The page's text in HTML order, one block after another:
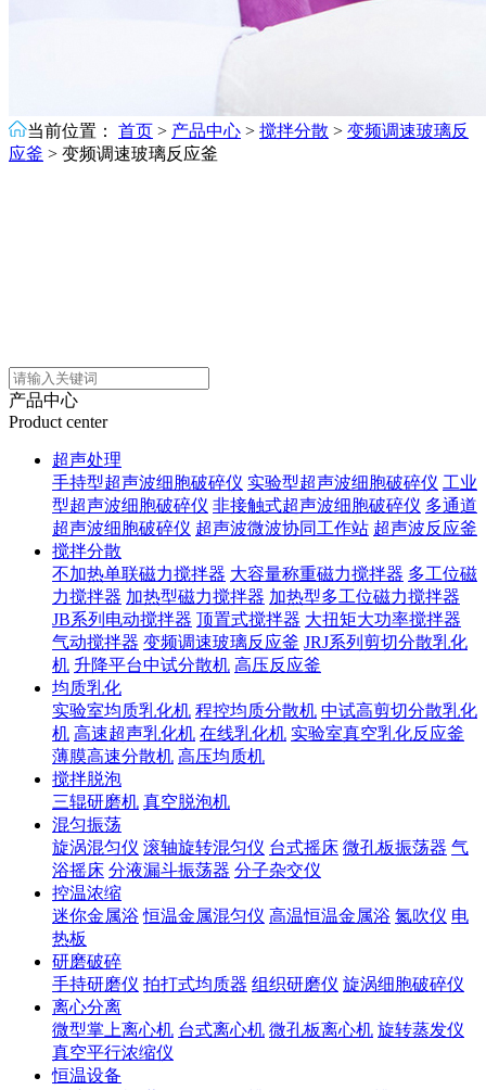
当前位置： 首页 > 产品中心 > 搅拌分散 > 变频调速玻璃反
应釜 > 变频调速玻璃反应釜
产品中心
Product center
超声处理
手持型超声波细胞破碎仪 实验型超声波细胞破碎仪 工业
型超声波细胞破碎仪 非接触式超声波细胞破碎仪 多通道
超声波细胞破碎仪 超声波微波协同工作站 超声波反应釜
搅拌分散
不加热单联磁力搅拌器 大容量称重磁力搅拌器 多工位磁
力搅拌器 加热型磁力搅拌器 加热型多工位磁力搅拌器
JB系列电动搅拌器 顶置式搅拌器 大扭矩大功率搅拌器
气动搅拌器 变频调速玻璃反应釜 JRJ系列剪切分散乳化
机 升降平台中试分散机 高压反应釜
均质乳化
实验室均质乳化机 程控均质分散机 中试高剪切分散乳化
机 高速超声乳化机 在线乳化机 实验室真空乳化反应釜
薄膜高速分散机 高压均质机
搅拌脱泡
三辊研磨机 真空脱泡机
混匀振荡
旋涡混匀仪 滚轴旋转混匀仪 台式摇床 微孔板振荡器 气
浴摇床 分液漏斗振荡器 分子杂交仪
控温浓缩
迷你金属浴 恒温金属混匀仪 高温恒温金属浴 氮吹仪 电
热板
研磨破碎
手持研磨仪 拍打式均质器 组织研磨仪 旋涡细胞破碎仪
离心分离
微型掌上离心机 台式离心机 微孔板离心机 旋转蒸发仪
真空平行浓缩仪
恒温设备